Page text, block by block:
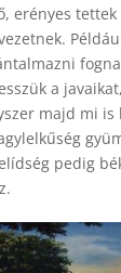
erényes
a
majd mi
pedig